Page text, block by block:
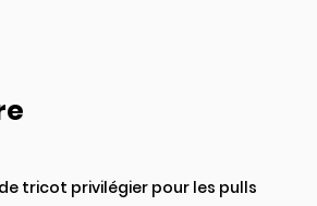
tricot privilégier pour les pulls